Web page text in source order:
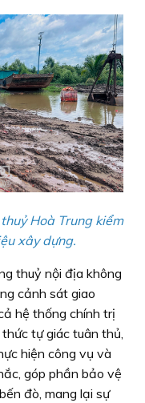
Hoà Trung kiểm
xây dựng.
thuỷ nội địa không
cảnh sát giao
hệ thống chính trị
tự giác tuân thủ,
hiện công vụ và
góp phần bảo vệ
đò, mang lại sự